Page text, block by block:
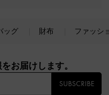
ッグ 財布 ファッシ
お届けします。​
SUBSCRIBE